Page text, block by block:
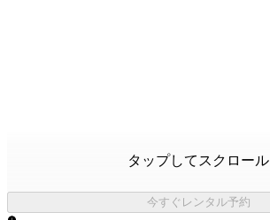
タップしてスクロール
今すぐレンタル予約